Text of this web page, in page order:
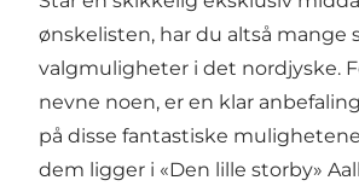
ønskelisten, har du altså mange
valgmuligheter i det nordjyske.
nevne noen, er en klar
på disse fantastiske
dem ligger i «Den lille storby»